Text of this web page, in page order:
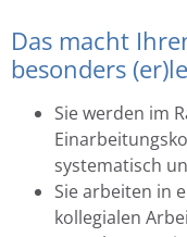
Das macht
besonders
Sie werden im
systematisch
Sie arbeiten in
kollegialen